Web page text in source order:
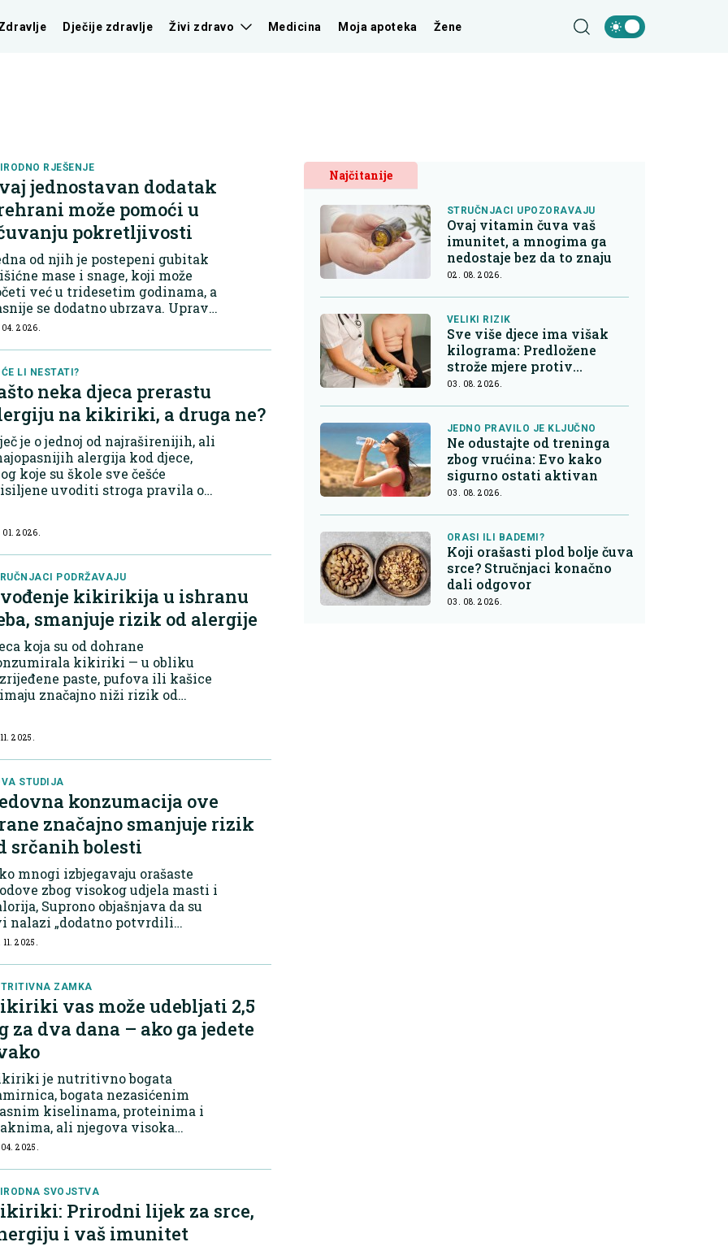
Dječije zdravlje Živi zdravo Medicina Moja apoteka Žene
RJEŠENJE
jednostavan dodatak
može pomoći u
pokretljivosti
od njih je postepeni gubitak
mase i snage, koji može
već u tridesetim godinama, a
se dodatno ubrzava. Upravo
toga sve se više govori o
koji p...
2026.
LI NESTATI?
neka djeca prerastu
na kikiriki, a druga ne?
je o jednoj od najraširenijih, ali
alergija kod djece,
koje su škole sve češće
uvoditi stroga pravila o
nastupiti i bez direktnog
2026.
PODRŽAVAJU
kikirikija u ishranu
smanjuje rizik od alergije
koja su od dohrane
kikiriki — u obliku
paste, pufova ili kašice
značajno niži rizik od
čak i oni koji kasnije
unos...
2025.
STUDIJA
konzumacija ove
značajno smanjuje rizik
srčanih bolesti
mnogi izbjegavaju orašaste
zbog visokog udjela masti i
Suprono objašnjava da su
nalazi „dodatno potvrdili
dokaze“ da orašasti
2025.
ZAMKA
vas može udebljati 2,5
za dva dana – ako ga jedete
je nutritivno bogata
bogata nezasićenim
kiselinama, proteinima i
ali njegova visoka
gustoća čini ga čestim
ravnote...
2025.
SVOJSTVA
Prirodni lijek za srce,
i vaš imunitet
Najčitanije
STRUČNJACI UPOZORAVAJU
Ovaj vitamin čuva vaš
imunitet, a mnogima ga
nedostaje bez da to znaju
02. 08. 2026.
VELIKI RIZIK
Sve više djece ima višak
kilograma: Predložene
strože mjere protiv
nezdrave hrane
03. 08. 2026.
JEDNO PRAVILO JE KLJUČNO
Ne odustajte od treninga
zbog vrućina: Evo kako
sigurno ostati aktivan
03. 08. 2026.
ORASI ILI BADEMI?
Koji orašasti plod bolje čuva
srce? Stručnjaci konačno
dali odgovor
03. 08. 2026.